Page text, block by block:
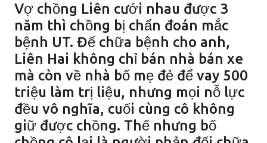
Vợ chồng Liên cưới nhau được 3
năm thì chồng bị chẩn đoán mắc
bệnh UT. Để chữa bệnh cho anh,
Liên Hai không chỉ bán nhà bán xe
mà còn về nhà bố mẹ đẻ để vay 500
triệu làm trị liệu, nhưng mọi nỗ lực
đều vô nghĩa, cuối cùng cô không
giữ được chồng. Thế nhưng bố